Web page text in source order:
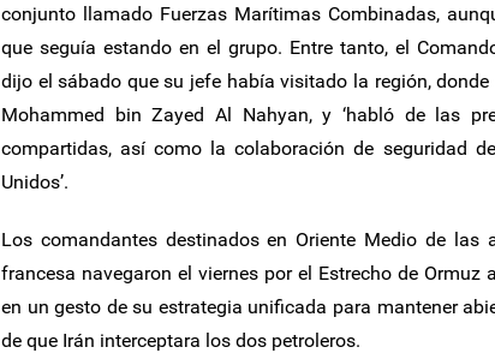
conjunto llamado Fuerzas Marítimas Combinadas,
que seguía estando en el grupo. Entre tanto, el
dijo el sábado que su jefe había visitado la región,
Mohammed bin Zayed Al Nahyan, y ‘habló de las
compartidas, así como la colaboración de seguridad
Unidos’.
Los comandantes destinados en Oriente Medio de las
francesa navegaron el viernes por el Estrecho de Ormuz
en un gesto de su estrategia unificada para mantener
de que Irán interceptara los dos petroleros.